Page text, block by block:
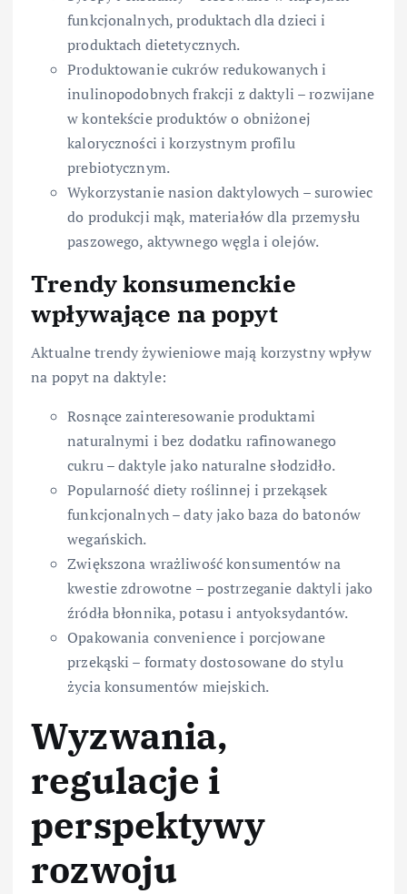
funkcjonalnych, produktach dla dzieci i
produktach dietetycznych.
Produktowanie cukrów redukowanych i
inulinopodobnych frakcji z daktyli – rozwijane
w kontekście produktów o obniżonej
kaloryczności i korzystnym profilu
prebiotycznym.
Wykorzystanie nasion daktylowych – surowiec
do produkcji mąk, materiałów dla przemysłu
paszowego, aktywnego węgla i olejów.
Trendy konsumenckie
wpływające na popyt
Aktualne trendy żywieniowe mają korzystny wpływ
na popyt na daktyle:
Rosnące zainteresowanie produktami
naturalnymi i bez dodatku rafinowanego
cukru – daktyle jako naturalne słodzidło.
Popularność diety roślinnej i przekąsek
funkcjonalnych – daty jako baza do batonów
wegańskich.
Zwiększona wrażliwość konsumentów na
kwestie zdrowotne – postrzeganie daktyli jako
źródła błonnika, potasu i antyoksydantów.
Opakowania convenience i porcjowane
przekąski – formaty dostosowane do stylu
życia konsumentów miejskich.
Wyzwania,
regulacje i
perspektywy
rozwoju